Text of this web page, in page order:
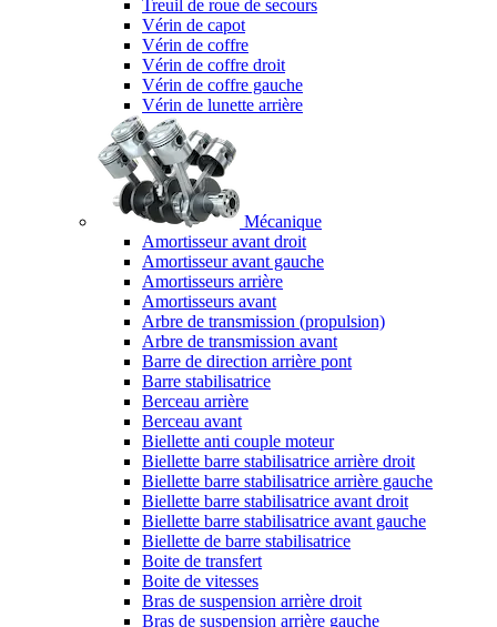
Treuil de roue de secours
Vérin de capot
Vérin de coffre
Vérin de coffre droit
Vérin de coffre gauche
Vérin de lunette arrière
Mécanique
Amortisseur avant droit
Amortisseur avant gauche
Amortisseurs arrière
Amortisseurs avant
Arbre de transmission (propulsion)
Arbre de transmission avant
Barre de direction arrière pont
Barre stabilisatrice
Berceau arrière
Berceau avant
Biellette anti couple moteur
Biellette barre stabilisatrice arrière droit
Biellette barre stabilisatrice arrière gauche
Biellette barre stabilisatrice avant droit
Biellette barre stabilisatrice avant gauche
Biellette de barre stabilisatrice
Boite de transfert
Boite de vitesses
Bras de suspension arrière droit
Bras de suspension arrière gauche